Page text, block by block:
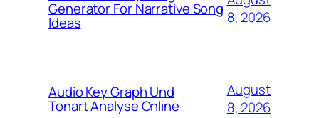
Generator For Narrative Song
Ideas
8, 2026
Audio Key Graph Und
Tonart Analyse Online
August
8, 2026